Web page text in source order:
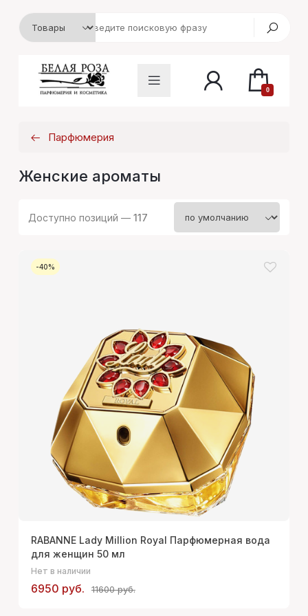
0
Парфюмерия
Женские ароматы
Доступно позиций — 117
-40%
RABANNE Lady Million Royal Парфюмерная вода
для женщин 50 мл
Нет в наличии
6950 руб. 11600 руб.